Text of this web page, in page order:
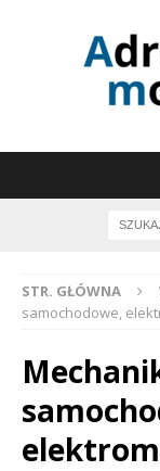
STR. GŁÓWNA
samochodowe,